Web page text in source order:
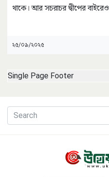
থাকে। আর সচরাচর দ্বীপের বাইরেও
২৫/০৯/২০২৫
Single Page Footer